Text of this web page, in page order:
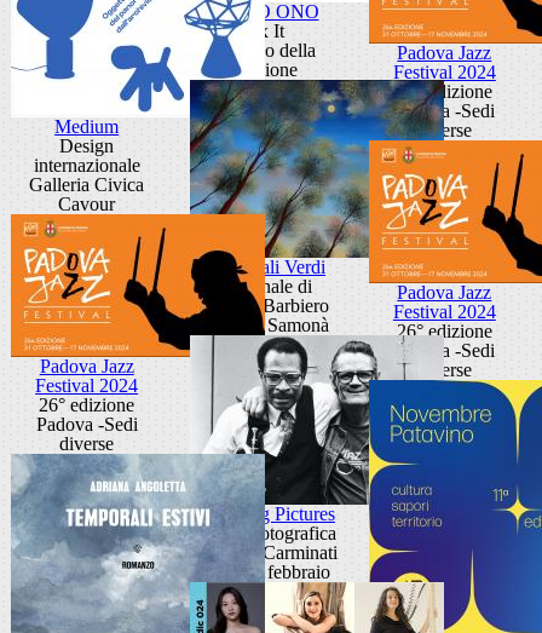
YOKO ONO
Ex It
Palazzo della
Ragione
Medium
Design
internazionale
Galleria Civica
Cavour
Padova Jazz
Festival 2024
26° edizione
Padova -Sedi
diverse
Cattedrali Verdi
Personale di
Marina Barbiero
Galleria Samonà
Padova Jazz
Festival 2024
26° edizione
Padova -Sedi
diverse
Padova Jazz
Festival 2024
26° edizione
Padova -Sedi
diverse
Sounding Pictures
Mostra fotografica
di Elena Carminati
via VIII febbraio